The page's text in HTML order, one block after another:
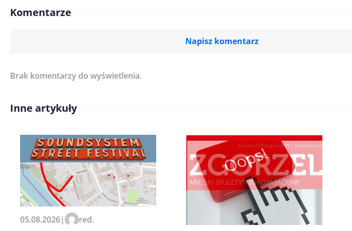
Komentarze
Napisz komentarz
Imię/ Nick*
Zapamiętaj moje dane w tej przeglądarce podczas pisania
kolejnych komentarzy.
Brak komentarzy do wyświetlenia.
Inne artykuły
05.08.2026| red.